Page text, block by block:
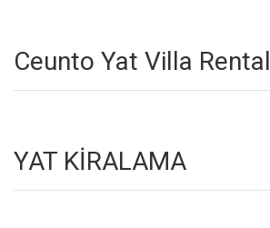
Ceunto Yat Villa Rental
YAT KİRALAMA